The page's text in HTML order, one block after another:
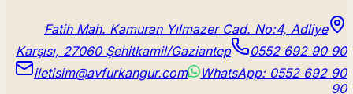
Fatih Mah. Kamuran Yılmazer Cad. No:4, Adliye
Karşısı, 27060 Şehitkamil/Gaziantep
0552 692 90 90
iletisim@avfurkangur.com
WhatsApp: 0552 692 90
90